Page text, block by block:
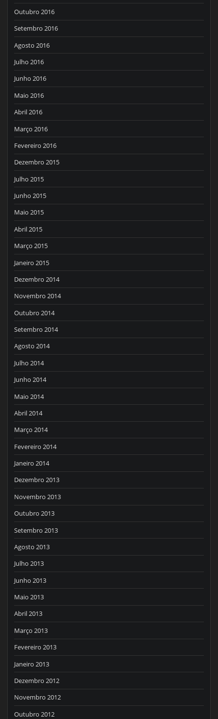
Outubro 2016
Setembro 2016
Agosto 2016
Julho 2016
Junho 2016
Maio 2016
Abril 2016
Março 2016
Fevereiro 2016
Dezembro 2015
Julho 2015
Junho 2015
Maio 2015
Abril 2015
Março 2015
Janeiro 2015
Dezembro 2014
Novembro 2014
Outubro 2014
Setembro 2014
Agosto 2014
Julho 2014
Junho 2014
Maio 2014
Abril 2014
Março 2014
Fevereiro 2014
Janeiro 2014
Dezembro 2013
Novembro 2013
Outubro 2013
Setembro 2013
Agosto 2013
Julho 2013
Junho 2013
Maio 2013
Abril 2013
Março 2013
Fevereiro 2013
Janeiro 2013
Dezembro 2012
Novembro 2012
Outubro 2012